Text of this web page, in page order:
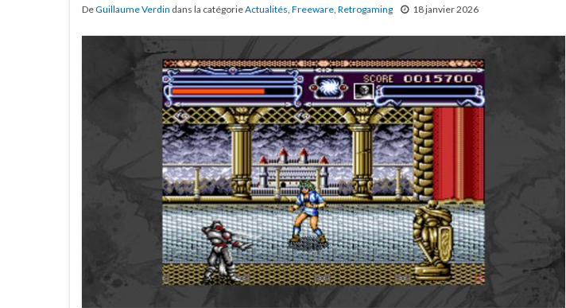
DeGuillaume Verdin dans la catégorieActualités, Freeware, Retrogaming 18 janvier 2026